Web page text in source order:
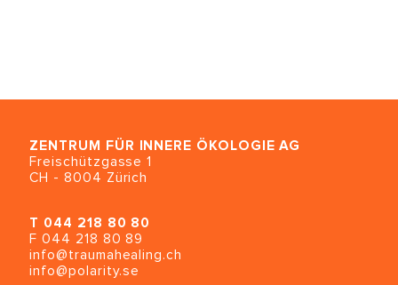
ZENTRUM FÜR INNERE ÖKOLOGIE AG
Freischützgasse 1
CH - 8004 Zürich
T 044 218 80 80
F 044 218 80 89
info@traumahealing.ch
info@polarity.se